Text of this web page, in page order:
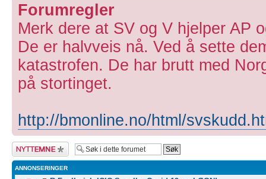
Forumregler
Merk dere at SV og V hjelper AP
De er halvveis nå. Ved å sette
katastrofen. De har brutt med
på stortinget.
http://bmonline.no/html/
Legg inn et nytt
emne
ANNONSERINGER